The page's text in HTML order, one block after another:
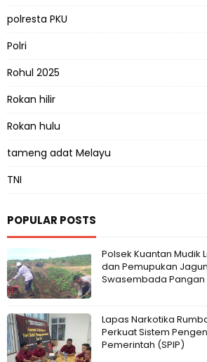
polresta PKU
Polri
Rohul 2025
Rokan hilir
Rokan hulu
tameng adat Melayu
TNI
POPULAR POSTS
Polsek Kuantan Mudik
dan Pemupukan
Swasembada Pangan
Lapas Narkotika
Perkuat Sistem
Pemerintah (SPIP)